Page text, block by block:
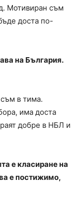
Мотивиран съм
доста по-
на България.
в тима.
има доста
добре в НБЛ и
е класиране на
е постижимо,